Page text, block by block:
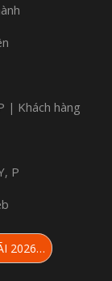
| Khách hàng
, P
2026…